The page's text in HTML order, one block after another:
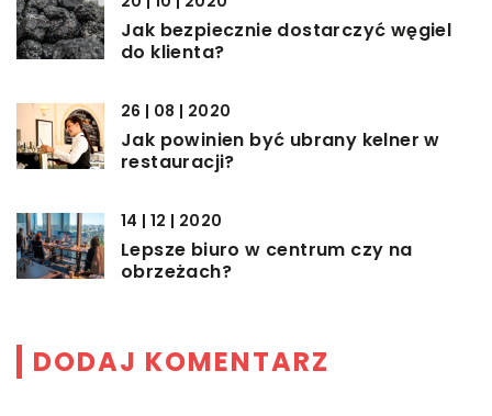
Jak bezpiecznie dostarczyć węgiel
do klienta?
26 | 08 | 2020
Jak powinien być ubrany kelner w
restauracji?
14 | 12 | 2020
Lepsze biuro w centrum czy na
obrzeżach?
DODAJ KOMENTARZ